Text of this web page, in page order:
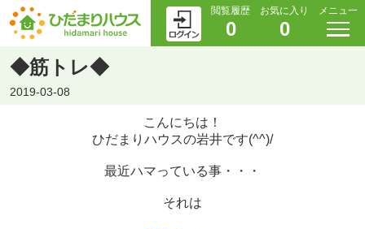
閲覧履歴
0
お気に入り
0
メニュー
◆筋トレ◆
2019-03-08
こんにちは！
ひだまりハウスの岩井です(^^)/
最近ハマっている事・・・
それは